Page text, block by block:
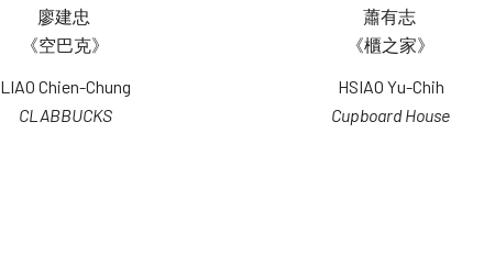
廖建忠
《空巴克》
LIAO Chien-Chung
CLABBUCKS
蕭有志
《櫃之家》
HSIAO Yu-Chih
Cupboard House